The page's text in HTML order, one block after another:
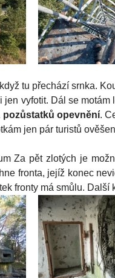
tu přechází srnka.
vyfotit. Dál se
pozůstatků opevnění.
jen pár turistů
Za pět zlotých je
fronta, jejíž konec
fronty má smůlu. Další